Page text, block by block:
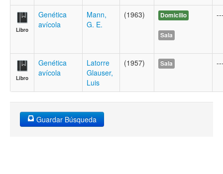
Libro
Genética
avícola
Mann,
G. E.
(1963) Domicilio
Sala
Libro
Genética
avícola
Latorre
Glauser,
Luis
(1957) Sala
Guardar Búsqueda